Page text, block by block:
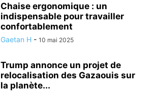
Chaise ergonomique : un
indispensable pour travailler
confortablement
Gaetan H - 10 mai 2025
Trump annonce un projet de
relocalisation des Gazaouis sur
la planète...